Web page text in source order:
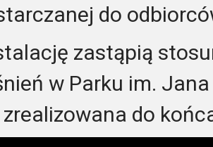
do
zastąpią
w Parku im.
do